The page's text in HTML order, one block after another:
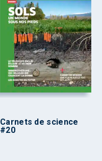
Carnets de science
#20